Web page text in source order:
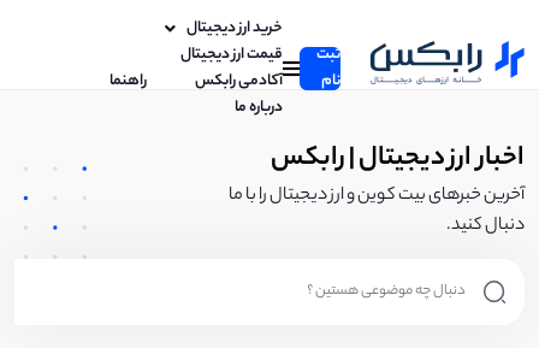
ثبت
نام
خرید ارز دیجیتال
قیمت ارز دیجیتال
آکادمی رابکس
راهنما
درباره ما
اخبار ارز دیجیتال | رابکس
آخرین خبرهای بیت کوین و ارز دیجیتال را با ما
دنبال کنید.